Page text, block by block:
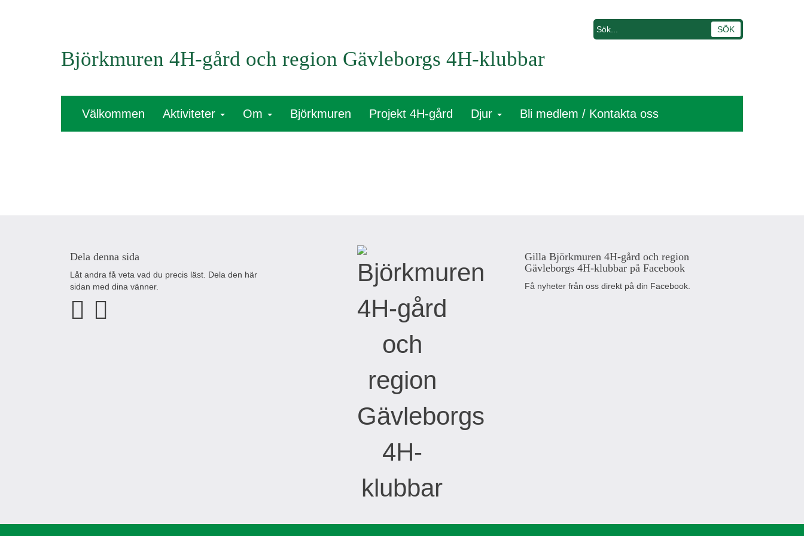
Björkmuren 4H-gård och region Gävleborgs 4H-klubbar
Välkommen Aktiviteter Om Björkmuren Projekt 4H-gård Djur Bli medlem / Kontakta oss
Dela denna sida
Låt andra få veta vad du precis läst. Dela den här
sidan med dina vänner.
Gilla Björkmuren 4H-gård och region
Gävleborgs 4H-klubbar på Facebook
Få nyheter från oss direkt på din Facebook.